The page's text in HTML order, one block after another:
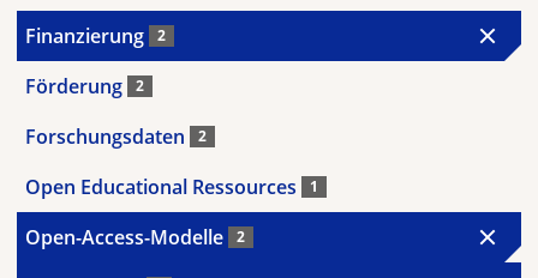
Finanzierung 2
Förderung 2
Forschungsdaten 2
Open Educational Ressources 1
Open-Access-Modelle 2